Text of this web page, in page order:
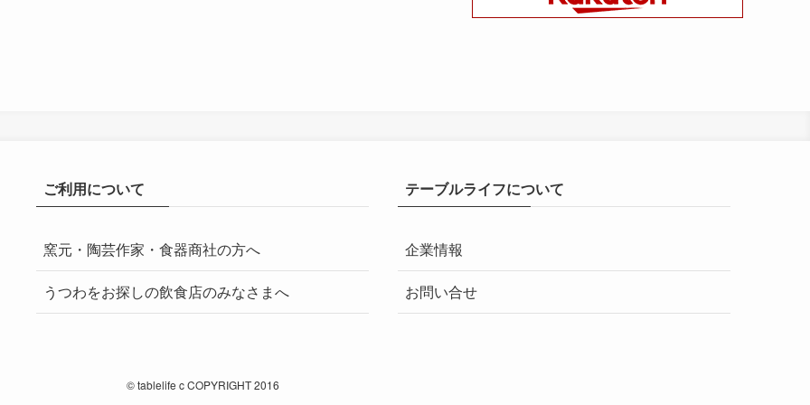
ご利用について
窯元・陶芸作家・食器商社の方へ
うつわをお探しの飲食店のみなさまへ
テーブルライフについて
企業情報
お問い合せ
©tablelife c COPYRIGHT 2016